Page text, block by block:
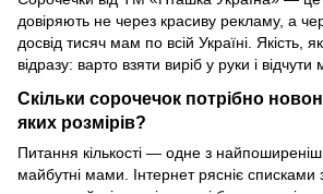
довіряють не через красиву рекламу, а
досвід тисяч мам по всій Україні. Якість,
відразу: варто взяти виріб у руки і відчути
Скільки сорочечок потрібно
яких розмірів?
Питання кількості — одне з
майбутні мами. Інтернет рясніє списками